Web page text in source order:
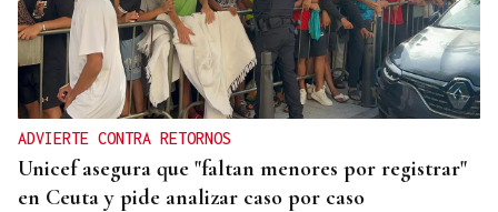
ADVIERTE CONTRA RETORNOS
Unicef asegura que "faltan menores por registrar"
en Ceuta y pide analizar caso por caso